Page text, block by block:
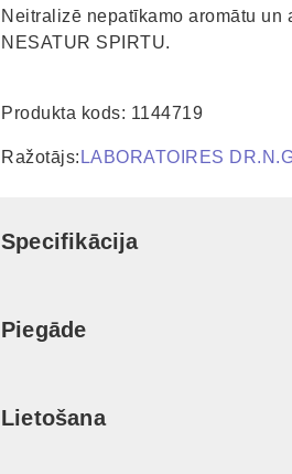
Neitralizē nepatīkamo aromātu un
NESATUR SPIRTU.
Produkta kods: 1144719
Ražotājs: LABORATOIRES
Specifikācija
Piegāde
Lietošana